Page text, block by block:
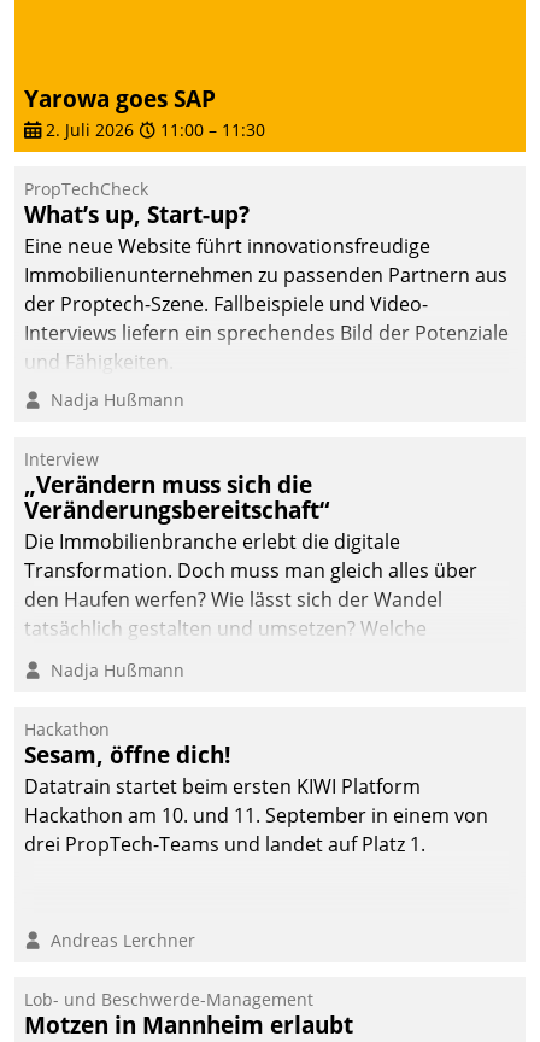
Yarowa goes SAP
2. Juli 2026 11:00 – 11:30
PropTechCheck
What’s up, Start-up?
Eine neue Website führt innovationsfreudige
Immobilienunternehmen zu passenden Partnern aus
der Proptech-Szene. Fallbeispiele und Video-
Interviews liefern ein sprechendes Bild der Potenziale
und Fähigkeiten.
Nadja Hußmann
Interview
„Verändern muss sich die
Veränderungsbereitschaft“
Die Immobilienbranche erlebt die digitale
Transformation. Doch muss man gleich alles über
den Haufen werfen? Wie lässt sich der Wandel
tatsächlich gestalten und umsetzen? Welche
Argumente zählen wirklich?
Nadja Hußmann
Hackathon
Sesam, öffne dich!
Datatrain startet beim ersten KIWI Platform
Hackathon am 10. und 11. September in einem von
drei PropTech-Teams und landet auf Platz 1.
Andreas Lerchner
Lob- und Beschwerde-Management
Motzen in Mannheim erlaubt